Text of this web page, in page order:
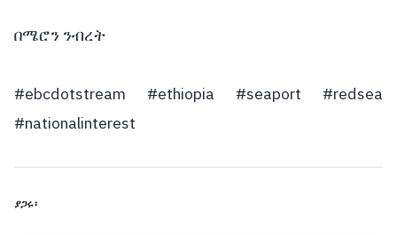
በሜሮን ንብረት
#ebcdotstream #ethiopia #seaport
#redsea
#nationalinterest
ያጋሩ፡